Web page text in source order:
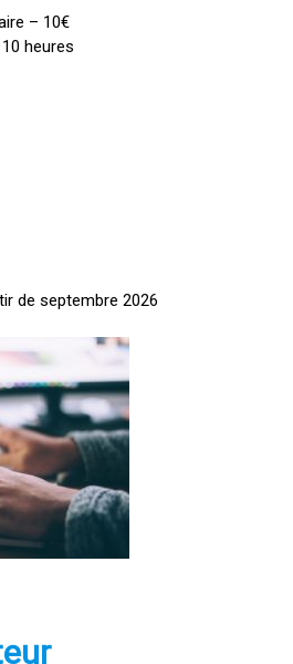
– 10€
heures
de septembre 2026